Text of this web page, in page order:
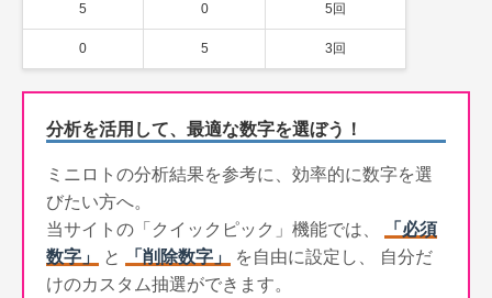
5 0 5回
0 5 3回
分析を活用して、最適な数字を選ぼう！
ミニロトの分析結果を参考に、効率的に数字を選
びたい方へ。
当サイトの「クイックピック」機能では、
「必須
数字」
と 「削除数字」
を自由に設定し、 自分だ
けのカスタム抽選ができます。